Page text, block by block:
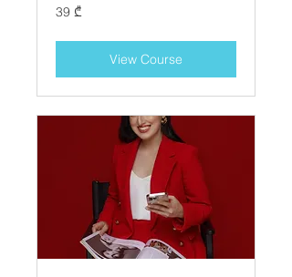
39
ქართული
39 ₾
View Course